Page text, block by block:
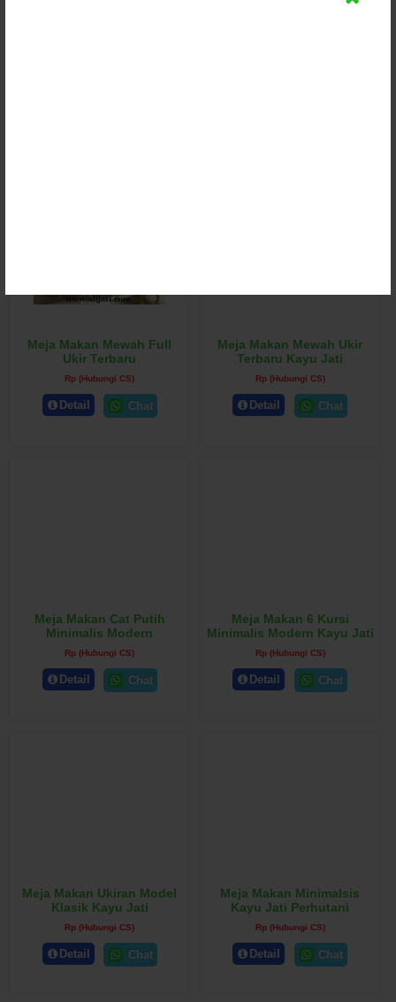
Meja Makan Mewah Full
Ukir Terbaru
Rp (Hubungi CS)
Detail Chat
Meja Makan Mewah Ukir
Terbaru Kayu Jati
Rp (Hubungi CS)
Detail Chat
Meja Makan Cat Putih
Minimalis Modern
Rp (Hubungi CS)
Detail Chat
Meja Makan 6 Kursi
Minimalis Modern Kayu Jati
Rp (Hubungi CS)
Detail Chat
Meja Makan Ukiran Model
Klasik Kayu Jati
Rp (Hubungi CS)
Detail Chat
Meja Makan Minimalsis
Kayu Jati Perhutani
Rp (Hubungi CS)
Detail Chat